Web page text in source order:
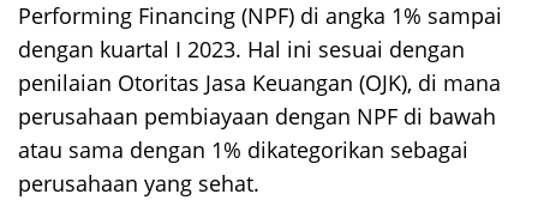
Performing Financing (NPF) di angka 1% sampai
dengan kuartal I 2023. Hal ini sesuai dengan
penilaian Otoritas Jasa Keuangan (OJK), di mana
perusahaan pembiayaan dengan NPF di bawah
atau sama dengan 1% dikategorikan sebagai
perusahaan yang sehat.